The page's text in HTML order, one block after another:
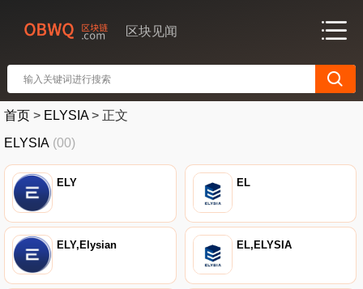
区块见闻
首页 > ELYSIA> 正文
ELYSIA (00)
ELY EL
ELY,Elysian EL,ELYSIA